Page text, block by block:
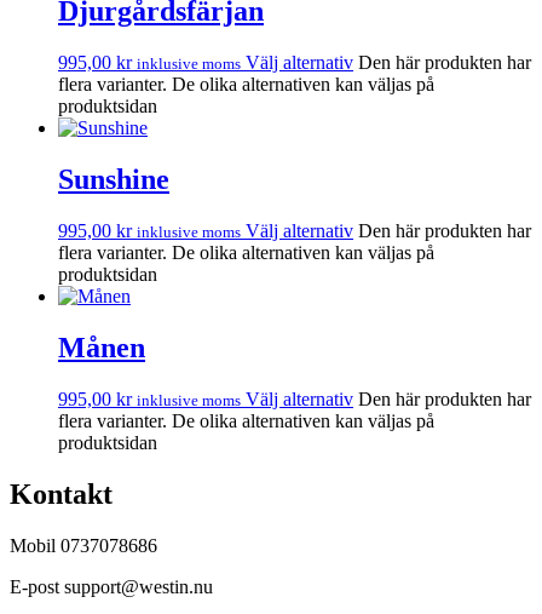
Djurgårdsfärjan
995,00 kr inklusive moms Välj alternativ Den här produkten har
flera varianter. De olika alternativen kan väljas på
produktsidan
Sunshine
995,00 kr inklusive moms Välj alternativ Den här produkten har
flera varianter. De olika alternativen kan väljas på
produktsidan
Månen
995,00 kr inklusive moms Välj alternativ Den här produkten har
flera varianter. De olika alternativen kan väljas på
produktsidan
Kontakt
Mobil 0737078686
E-post support@westin.nu